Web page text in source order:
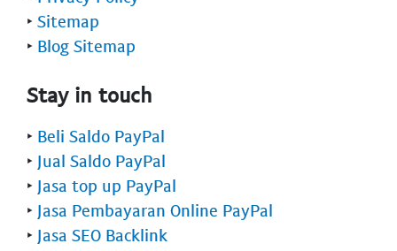
‣ Sitemap
‣ Blog Sitemap
Stay in touch
‣ Beli Saldo PayPal
‣ Jual Saldo PayPal
‣ Jasa top up PayPal
‣ Jasa Pembayaran Online PayPal
‣ Jasa SEO Backlink